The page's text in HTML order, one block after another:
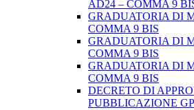
AD24 – COMMA 9
GRADUATORIA DI
COMMA 9 BIS
GRADUATORIA DI
COMMA 9 BIS
GRADUATORIA DI
COMMA 9 BIS
DECRETO DI
PUBBLICAZIONE